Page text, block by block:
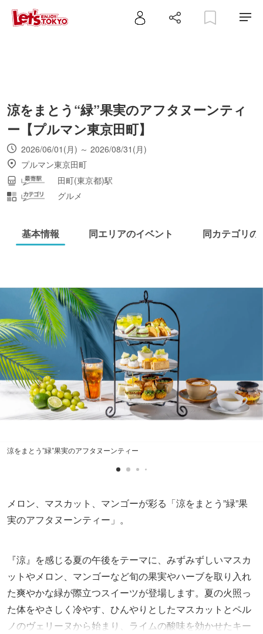
涼をまとう“緑”果実のアフタヌーンティ
ー【プルマン東京田町】
2026/06/01(月) ～ 2026/08/31(月)
プルマン東京田町
田町(東京都)駅
グルメ
基本情報 同エリアのイベント 同カテゴリの
涼をまとう”緑”果実のアフタヌーンティー
メロン、マスカット、マンゴーが彩る「涼をまとう”緑”果
実のアフタヌーンティー」。
『涼』を感じる夏の午後をテーマに、みずみずしいマスカ
ットやメロン、マンゴーなど旬の果実やハーブを取り入れ
た爽やかな緑が際立つスイーツが登場します。夏の火照っ
た体をやさしく冷やす、ひんやりとしたマスカットとペル
ノのヴェリーヌから始まり、ライムの酸味を効かせたキー